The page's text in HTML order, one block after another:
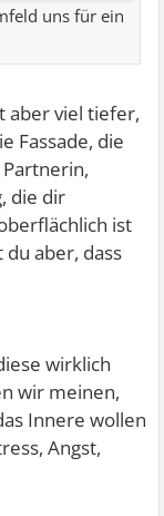
uns für ein
aber viel tiefer,
Fassade, die
die dir
ist
du aber, dass
wirklich
wir meinen,
Innere wollen
Angst,